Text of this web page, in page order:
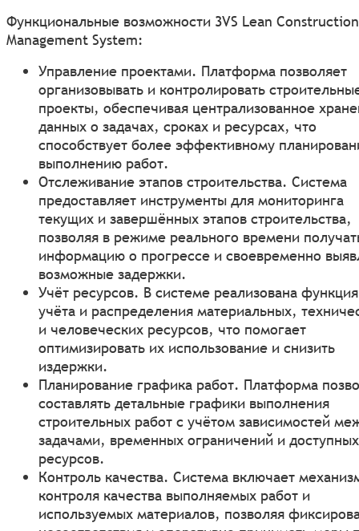
Функциональные возможности 3VS Lean Construction
Management System:
Управление проектами. Платформа позволяет
организовывать и контролировать
проекты, обеспечивая централизованное
данных о задачах, сроках и ресурсах, что
способствует более эффективному
выполнению работ.
Отслеживание этапов строительства. Система
предоставляет инструменты для мониторинга
текущих и завершённых этапов строительства,
позволяя в режиме реального времени
информацию о прогрессе и своевременно
возможные задержки.
Учёт ресурсов. В системе реализована функция
учёта и распределения материальных,
и человеческих ресурсов, что помогает
оптимизировать их использование и снизить
издержки.
Планирование графика работ. Платформа
составлять детальные графики выполнения
строительных работ с учётом зависимостей
задачами, временных ограничений и доступных
ресурсов.
Контроль качества. Система включает
контроля качества выполняемых работ и
используемых материалов, позволяя